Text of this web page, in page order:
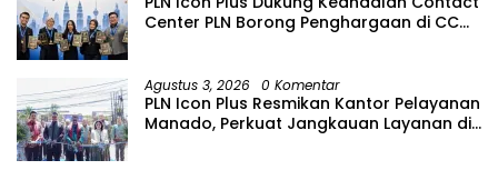
kepercayaan masyarakat
terhadap institusi
penegak hukum sekaligus
menjadi fondasi kuat
dalam mendukung
terwujudnya Indonesia
yang aman, tertib, dan
maju.(abdul)
Center PLN Borong Penghargaan di CCW
Agustus 3, 2026 0 Komentar
PLN Icon Plus Resmikan Kantor Pelayanan
Manado, Perkuat Jangkauan Layanan di